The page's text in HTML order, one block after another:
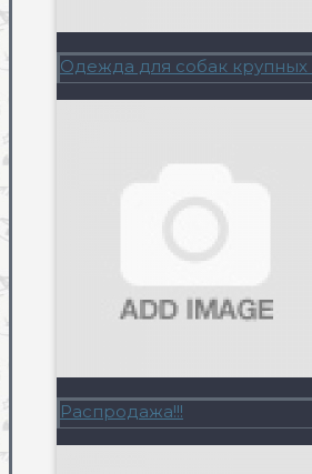
Одежда для собак
Распродажа!!!